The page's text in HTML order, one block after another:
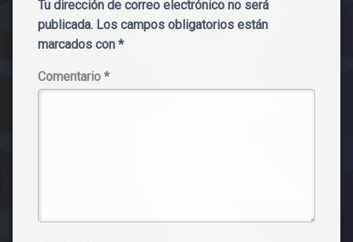
Tu dirección de correo electrónico no será
publicada. Los campos obligatorios están
marcados con *
Comentario *